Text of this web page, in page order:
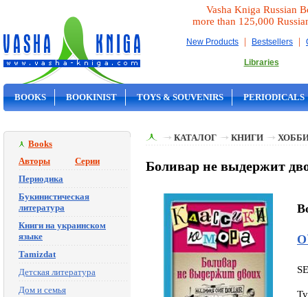
Vasha Kniga Russian
more than 125,000
New Products | Bestsellers |
Libraries
BOOKS BOOKINIST TOYS & SOUVENIRS PERIODICALS
Books
Авторы
Серии
Периодика
Букинистическая
литература
Книги на украинском
языке
Tamizdat
Детская литература
Дом и семья
КАТАЛОГ КНИГИ
Боливар не выдержит